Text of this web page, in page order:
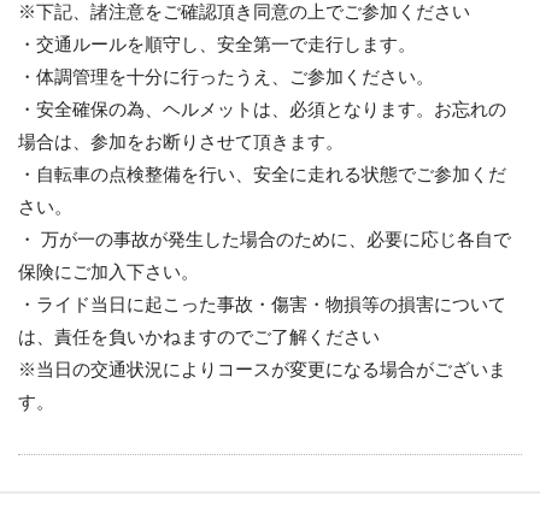
※下記、諸注意をご確認頂き同意の上でご参加ください
・交通ルールを順守し、安全第一で走行します。
・体調管理を十分に行ったうえ、ご参加ください。
・安全確保の為、ヘルメットは、必須となります。お忘れの
場合は、参加をお断りさせて頂きます。
・自転車の点検整備を行い、安全に走れる状態でご参加くだ
さい。
・ 万が一の事故が発生した場合のために、必要に応じ各自で
保険にご加入下さい。
・ライド当日に起こった事故・傷害・物損等の損害について
は、責任を負いかねますのでご了解ください
※当日の交通状況によりコースが変更になる場合がございま
す。